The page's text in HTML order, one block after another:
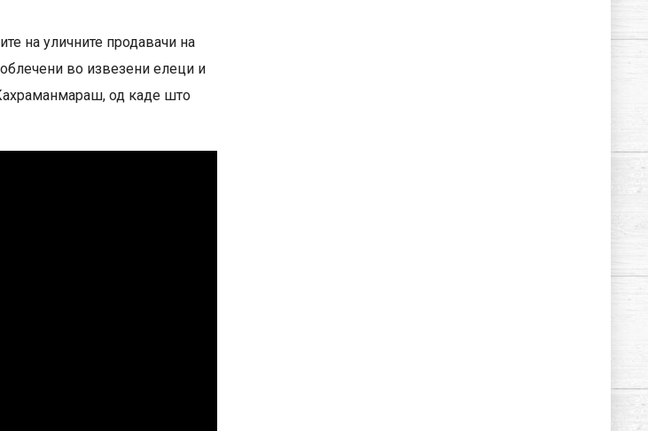
на уличните продавачи на
во извезени елеци и
од каде што